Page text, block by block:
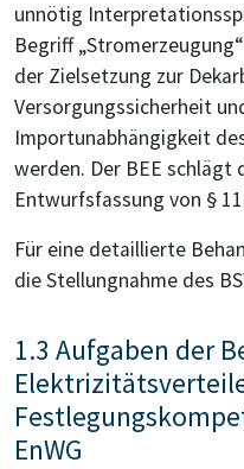
unnötig
Begriff
der Zielsetzung zur
Versorgungssicherheit
Importunabhängigkeit
werden. Der BEE schlägt
Entwurfsfassung von §
Für eine detaillierte
die Stellungnahme des
1.3 Aufgaben der
EnWG